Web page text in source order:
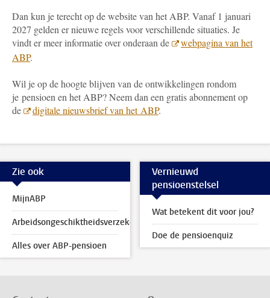
Dan kun je terecht op de website van het ABP. Vanaf 1 januari
2027 gelden er nieuwe regels voor verschillende situaties. Je
vindt er meer informatie over onderaan de
webpagina van het
ABP.
Wil je op de hoogte blijven van de ontwikkelingen rondom
je pensioen en het ABP? Neem dan een gratis abonnement op
de
digitale nieuwsbrief van het ABP.
Zie ook
MijnABP
Arbeidsongeschiktheidsverzekering
Alles over ABP-pensioen
Vernieuwd
pensioenstelsel
Wat betekent dit voor jou?
Doe de pensioenquiz